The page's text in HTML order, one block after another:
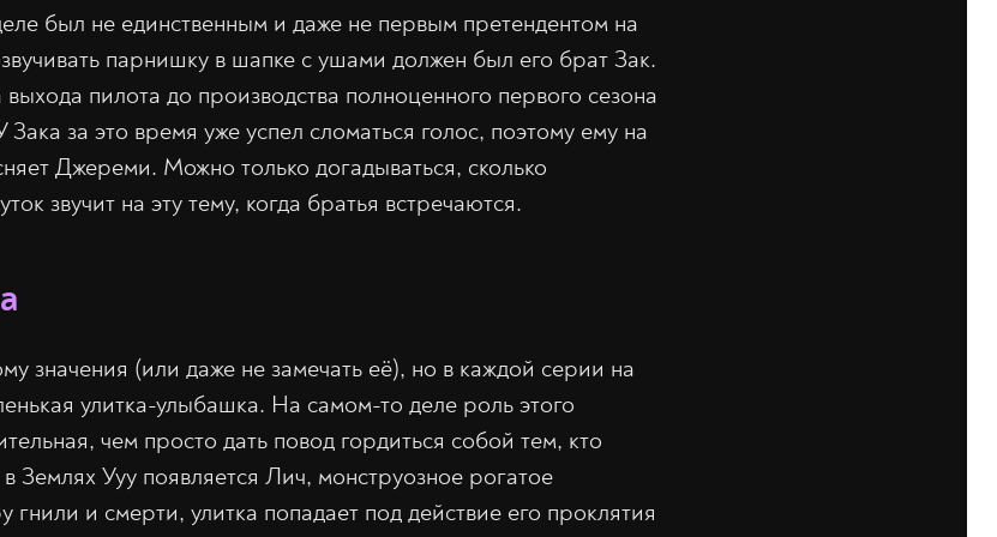
был не единственным и даже не первым претендентом на
парнишку в шапке с ушами должен был его брат Зак.
пилота до производства полноценного первого сезона
за это время уже успел сломаться голос, поэтому ему на
Джереми. Можно только догадываться, сколько
звучит на эту тему, когда братья встречаются.
значения (или даже не замечать её), но в каждой серии на
улитка-улыбашка. На самом-то деле роль этого
чем просто дать повод гордиться собой тем, кто
в Землях Ууу появляется Лич, монструозное рогатое
гнили и смерти, улитка попадает под действие его проклятия